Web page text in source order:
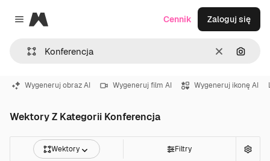
Close menu
Magnific
WyczyśćSzukaj
Cennik Zaloguj się
Wygeneruj obraz AI Wygeneruj film AI Wygeneruj ikonę AI
Wektory Z Kategorii Konferencja
Wektory Filtry